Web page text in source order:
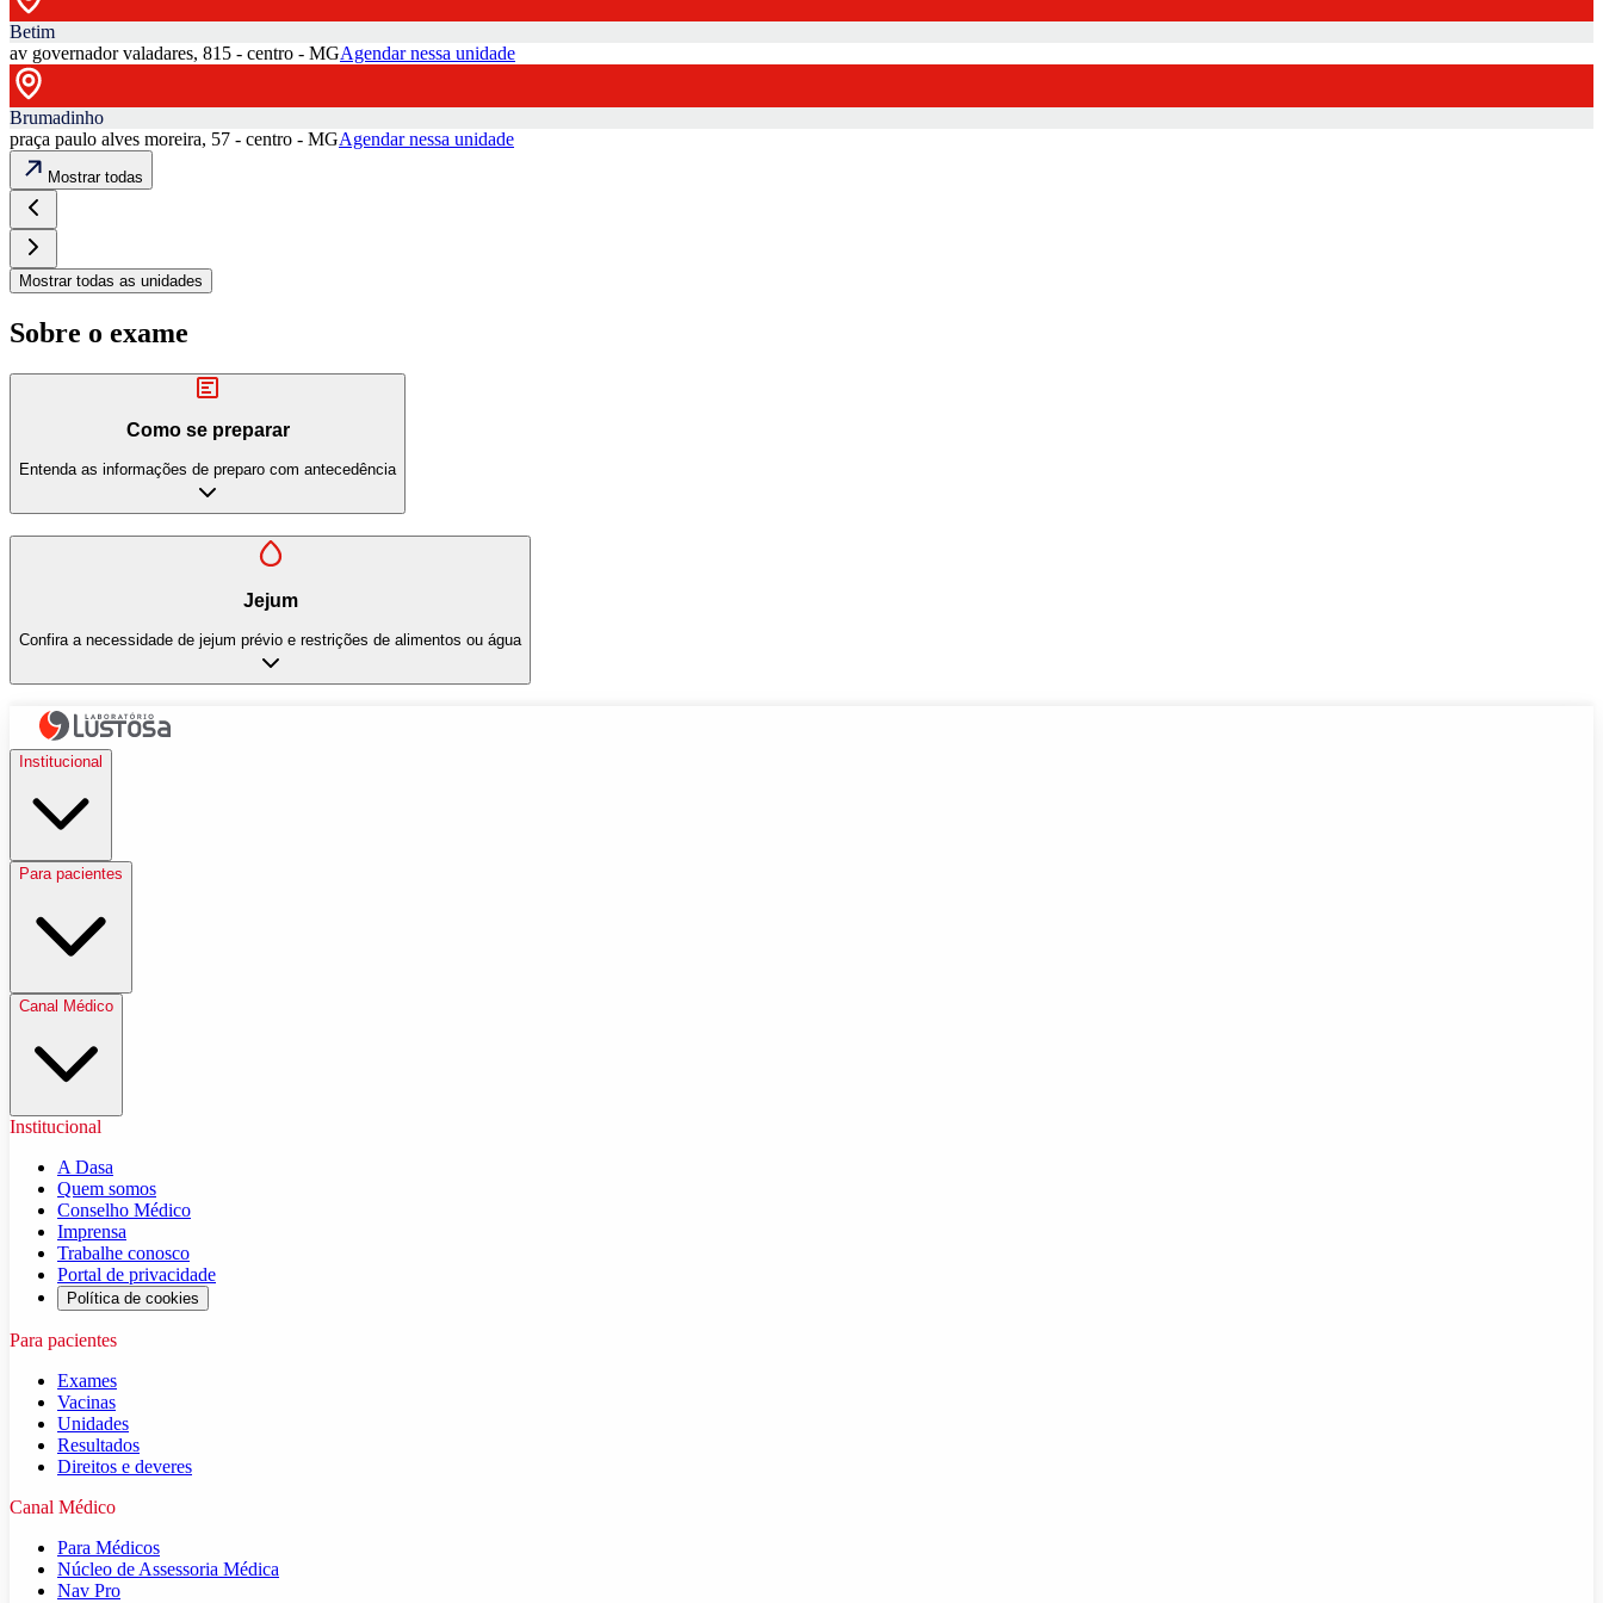
Betim
av governador valadares, 815 - centro - MGAgendar nessa unidade
Brumadinho
praça paulo alves moreira, 57 - centro - MGAgendar nessa unidade
Mostrar todas
Mostrar todas as unidades
Sobre o exame
Como se preparar
Entenda as informações de preparo com antecedência
Jejum
Confira a necessidade de jejum prévio e restrições de alimentos ou água
Institucional
Para pacientes
Canal Médico
Institucional
A Dasa
Quem somos
Conselho Médico
Imprensa
Trabalhe conosco
Portal de privacidade
Política de cookies
Para pacientes
Exames
Vacinas
Unidades
Resultados
Direitos e deveres
Canal Médico
Para Médicos
Núcleo de Assessoria Médica
Nav Pro